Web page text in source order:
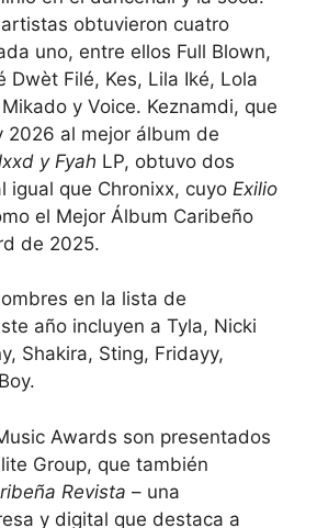
obtuvieron cuatro
uno, entre ellos Full Blown,
Dwèt Filé, Kes, Lila Iké, Lola
y Voice. Keznamdi, que
2026 al mejor álbum de
y Fyah LP, obtuvo dos
igual que Chronixx, cuyo Exilio
el Mejor Álbum Caribeño
de 2025.
en la lista de
año incluyen a Tyla, Nicki
Shakira, Sting, Fridayy,
Awards son presentados
Group, que también
Revista – una
y digital que destaca a